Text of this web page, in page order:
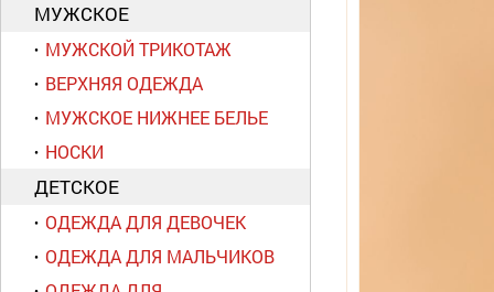
МУЖСКОЕ
МУЖСКОЙ ТРИКОТАЖ
ВЕРХНЯЯ ОДЕЖДА
МУЖСКОЕ НИЖНЕЕ БЕЛЬЕ
НОСКИ
ДЕТСКОЕ
ОДЕЖДА ДЛЯ ДЕВОЧЕК
ОДЕЖДА ДЛЯ МАЛЬЧИКОВ